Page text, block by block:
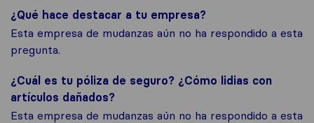
¿Qué hace destacar a tu empresa?
Esta empresa de mudanzas aún no ha respondido a esta
pregunta.
¿Cuál es tu póliza de seguro? ¿Cómo lidias con
artículos dañados?
Esta empresa de mudanzas aún no ha respondido a esta